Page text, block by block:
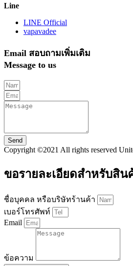
Line
LINE Official
vapavadee
Email สอบถามเพิ่มเติม
Message to us
Send
Copyright ©2021 All rights reserved
ขอรายละเอียดสำหรับสิน
ชื่อบุคคล หรือบริษัทร้านค้า
เบอร์โทรศัพท์
Email
ข้อความ